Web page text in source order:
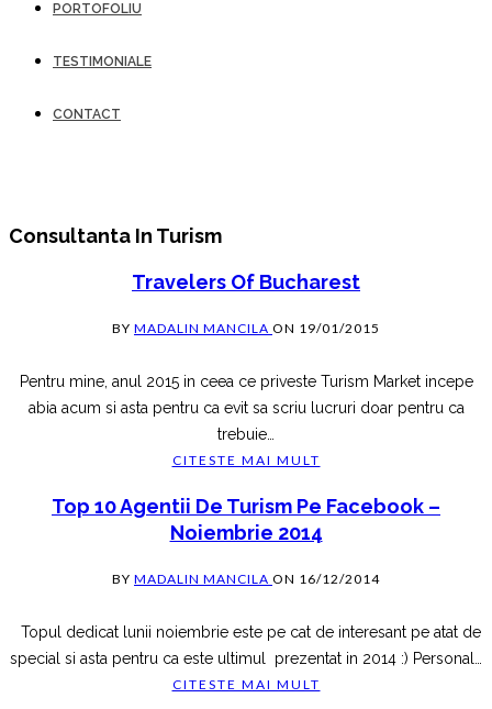
PORTOFOLIU
TESTIMONIALE
CONTACT
Consultanta In Turism
Travelers Of Bucharest
BY MADALIN MANCILA ON 19/01/2015
Pentru mine, anul 2015 in ceea ce priveste Turism Market incepe
abia acum si asta pentru ca evit sa scriu lucruri doar pentru ca
trebuie
CITESTE MAI MULT
Top 10 Agentii De Turism Pe Facebook –
Noiembrie 2014
BY MADALIN MANCILA ON 16/12/2014
Topul dedicat lunii noiembrie este pe cat de interesant pe atat de
special si asta pentru ca este ultimul prezentat in 2014 :) Personal
CITESTE MAI MULT